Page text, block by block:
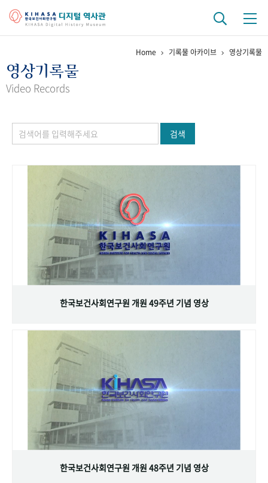
걸어온 길 기관 변천사
정책과 연구 키워드로 보는 연구 역사
연구자들
기록물 아카이브
사진 아카이브 문서 기록물 행정박물 영상 기록물
주년 기념
성과 50선 숫자로 보는 50년
VR 역사관
Home 기록물 아카이브 영상기록물
영상기록물
Video Records
검색
한국보건사회연구원 개원 49주년 기념 영상
한국보건사회연구원 개원 48주년 기념 영상